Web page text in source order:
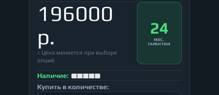
196000
р.
↕ Цена меняется при выборе
опций
24
МЕС.
ГАРАНТИИ
Наличие:
Купить в количестве: